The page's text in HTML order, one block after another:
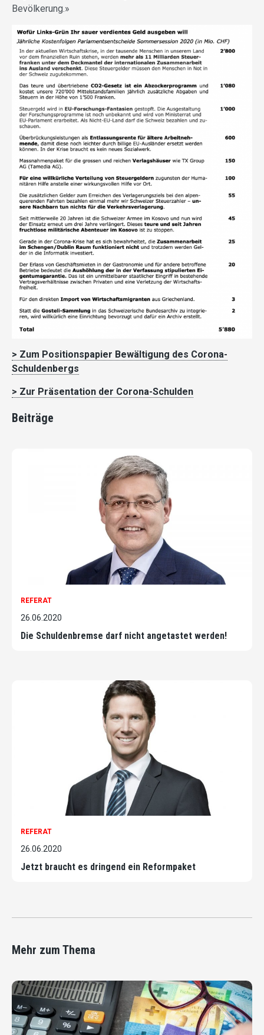
Bevölkerung.»
> Zum Positionspapier Bewältigung des Corona-
Schuldenbergs
> Zur Präsentation der Corona-Schulden
Beiträge
REFERAT
26.06.2020
Die Schuldenbremse darf nicht angetastet werden!
REFERAT
26.06.2020
Jetzt braucht es dringend ein Reformpaket
Mehr zum Thema